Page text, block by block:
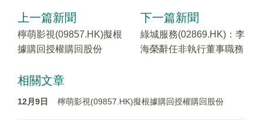
上一篇新聞
檸萌影視(09857.HK)擬根
據購回授權購回股份
下一篇新聞
綠城服務(02869.HK)：李
海榮辭任非執行董事職務
相關文章
12月9日 檸萌影視(09857.HK)擬根據購回授權購回股份